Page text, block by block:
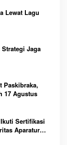
Lewat Lagu
Jaga
Paskibraka,
17 Agustus
Sertifikasi
Aparatur